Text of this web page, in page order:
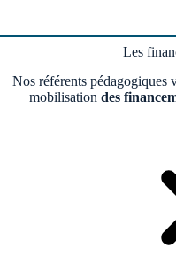
Les
Nos référents pédagogiques
mobilisation des